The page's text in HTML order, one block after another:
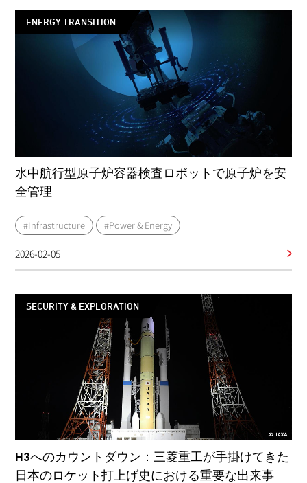
ENERGY TRANSITION
水中航行型原子炉容器検査ロボットで原子炉を安
全管理
#Infrastructure #Power & Energy
2026-02-05
SECURITY & EXPLORATION
H3へのカウントダウン：三菱重工が手掛けてきた
日本のロケット打上げ史における重要な出来事